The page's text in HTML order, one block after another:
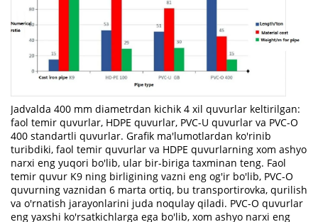
Jadvalda 400 mm diametrdan kichik 4 xil quvurlar keltirilgan:
faol temir quvurlar, HDPE quvurlar, PVC-U quvurlar va PVC-O
400 standartli quvurlar. Grafik ma'lumotlardan ko'rinib
turibdiki, faol temir quvurlar va HDPE quvurlarning xom ashyo
narxi eng yuqori bo'lib, ular bir-biriga taxminan teng. Faol
temir quvur K9 ning birligining vazni eng og'ir bo'lib, PVC-O
quvurning vaznidan 6 marta ortiq, bu transportirovka, qurilish
va o'rnatish jarayonlarini juda noqulay qiladi. PVC-O quvurlar
eng yaxshi ko'rsatkichlarga ega bo'lib, xom ashyo narxi eng